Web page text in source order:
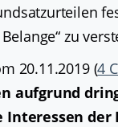
zu
20.11.2019 (4
aufgrund
Interessen